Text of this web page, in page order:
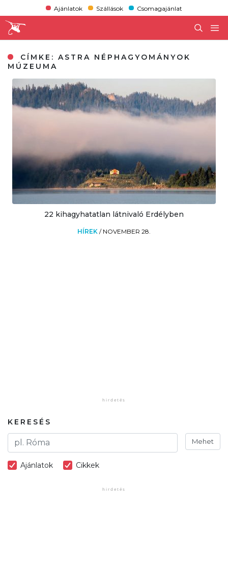
Ajánlatok Szállások Csomagajánlat
CÍMKE:ASTRA NÉPHAGYOMÁNYOK
MÚZEUMA
22 kihagyhatatlan látnivaló Erdélyben
HÍREK / NOVEMBER 28.
KERESÉS
Mehet
Ajánlatok Cikkek